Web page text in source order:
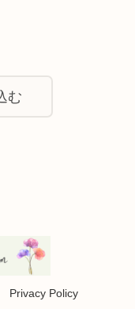
む
Privacy Policy